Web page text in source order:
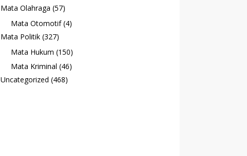
Mata Olahraga (57)
Mata Otomotif(4)
Mata Politik (327)
Mata Hukum (150)
Mata Kriminal (46)
Uncategorized (468)